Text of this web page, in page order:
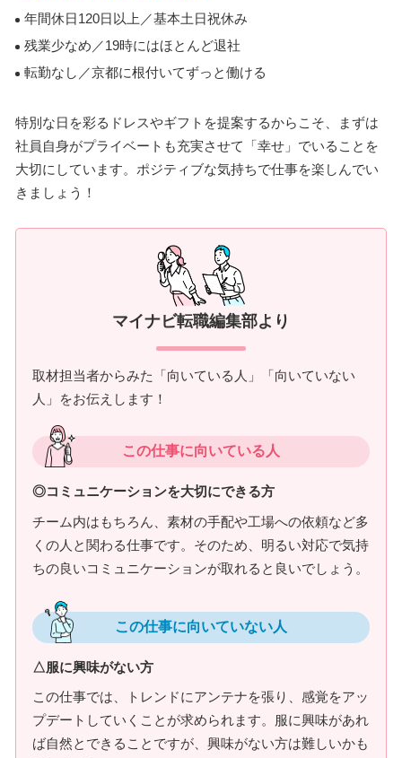
年間休日120日以上／基本土日祝休み
残業少なめ／19時にはほとんど退社
転勤なし／京都に根付いてずっと働ける
特別な日を彩るドレスやギフトを提案するからこそ、まずは
社員自身がプライベートも充実させて「幸せ」でいることを
大切にしています。ポジティブな気持ちで仕事を楽しんでい
きましょう！
マイナビ転職編集部より
取材担当者からみた「向いている人」「向いていない
人」をお伝えします！
この仕事に向いている人
◎コミュニケーションを大切にできる方
チーム内はもちろん、素材の手配や工場への依頼など多
くの人と関わる仕事です。そのため、明るい対応で気持
ちの良いコミュニケーションが取れると良いでしょう。
この仕事に向いていない人
△服に興味がない方
この仕事では、トレンドにアンテナを張り、感覚をアッ
プデートしていくことが求められます。服に興味があれ
ば自然とできることですが、興味がない方は難しいかも